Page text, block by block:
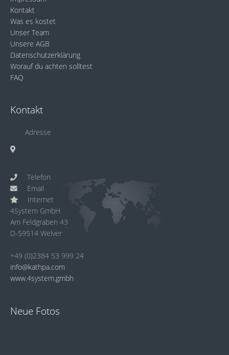
Kontakt
Was es kostet
Unser Team
Unsere AGB
Datenschutzerklärung
Worauf du achten solltest
FAQ
Kontakt
Adresse
Telefon
Email
Internet
4System GmbH
Am Feldgraben 43
D-59514 Welver
+49 (0)2384 53 999 24
info@kathpa.com
www.4system.gmbh
Neue Fotos